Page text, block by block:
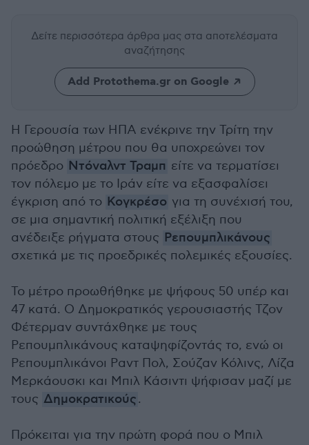
Δείτε περισσότερα άρθρα μας στα αποτελέσματα
αναζήτησης
Add Protothema.gr on Google
Η Γερουσία των ΗΠΑ ενέκρινε την Τρίτη την
προώθηση μέτρου που θα υποχρεώνει τον
πρόεδρο Ντόναλντ Τραμπ είτε να τερματίσει
τον πόλεμο με το Ιράν είτε να εξασφαλίσει
έγκριση από το Κογκρέσο για τη συνέχισή του,
σε μια σημαντική πολιτική εξέλιξη που
ανέδειξε ρήγματα στους Ρεπουμπλικάνους
σχετικά με τις προεδρικές πολεμικές εξουσίες.
Το μέτρο προωθήθηκε με ψήφους 50 υπέρ και
47 κατά. Ο Δημοκρατικός γερουσιαστής Τζον
Φέτερμαν συντάχθηκε με τους
Ρεπουμπλικάνους καταψηφίζοντάς το, ενώ οι
Ρεπουμπλικάνοι Ραντ Πολ, Σούζαν Κόλινς, Λίζα
Μερκάουσκι και Μπιλ Κάσιντι ψήφισαν μαζί με
τους Δημοκρατικούς.
Πρόκειται για την πρώτη φορά που ο Μπιλ